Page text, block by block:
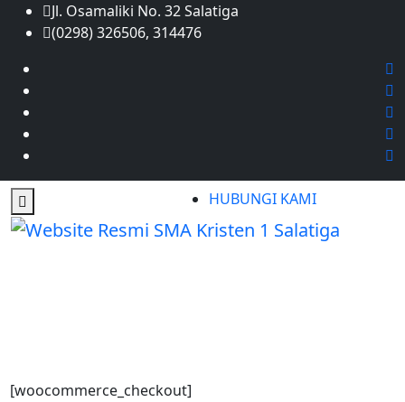
Jl. Osamaliki No. 32 Salatiga
(0298) 326506, 314476
HUBUNGI KAMI
[woocommerce_checkout]